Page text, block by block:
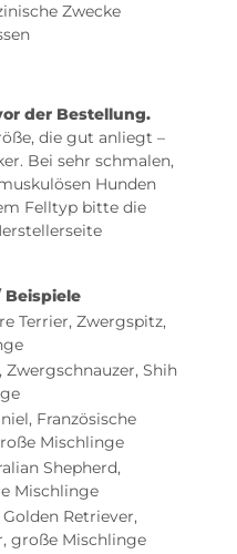
Zwecke
der Bestellung.
die gut anliegt –
Bei sehr schmalen,
Hunden
Felltyp bitte die
Beispiele
Terrier, Zwergspitz,
Zwergschnauzer, Shih
Französische
Mischlinge
Shepherd,
Mischlinge
Retriever,
große Mischlinge